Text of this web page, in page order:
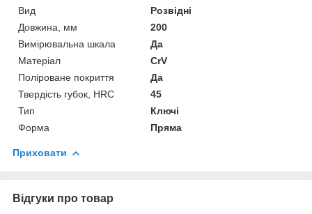
Вид
Розвідні
Довжина, мм
200
Вимірювальна шкала
Да
Матеріал
CrV
Поліроване покриття
Да
Твердість губок, HRC
45
Тип
Ключі
Форма
Пряма
Приховати
Відгуки про товар